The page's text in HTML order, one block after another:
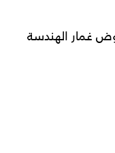
غمار الهندسة